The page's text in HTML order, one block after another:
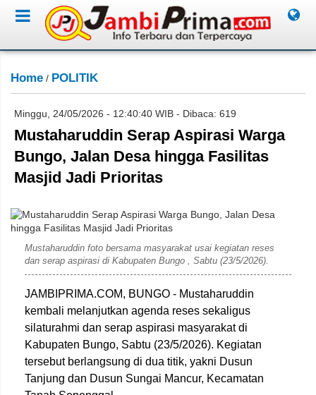
Home / POLITIK
Minggu, 24/05/2026 - 12:40:40 WIB - Dibaca: 619
Mustaharuddin Serap Aspirasi Warga
Bungo, Jalan Desa hingga Fasilitas
Masjid Jadi Prioritas
Mustaharuddin foto bersama masyarakat usai kegiatan reses
dan serap aspirasi di Kabupaten Bungo , Sabtu (23/5/2026).
JAMBIPRIMA.COM, BUNGO - Mustaharuddin
kembali melanjutkan agenda reses sekaligus
silaturahmi dan serap aspirasi masyarakat di
Kabupaten Bungo, Sabtu (23/5/2026). Kegiatan
tersebut berlangsung di dua titik, yakni Dusun
Tanjung dan Dusun Sungai Mancur, Kecamatan